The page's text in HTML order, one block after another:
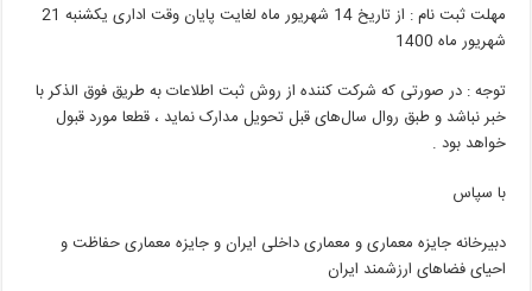
مهلت ثبت نام : از تاریخ 14 شهریور ماه لغایت پایان وقت اداری یکشنبه 21
شهریور ماه 1400
توجه : در صورتی که شرکت کننده از روش ثبت اطلاعات به طریق فوق الذکر با
خبر نباشد و طبق روال سال‌های قبل تحویل مدارک نماید ، قطعا مورد قبول
خواهد بود .
با سپاس
دبیرخانه جایزه معماری و معماری داخلی ایران و جایزه معماری حفاظت و
احیای فضاهای ارزشمند ایران